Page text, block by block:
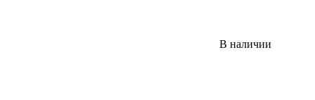
В наличии